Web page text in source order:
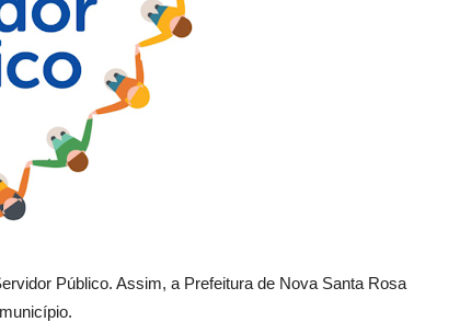
Público. Assim, a Prefeitura de Nova Santa Rosa